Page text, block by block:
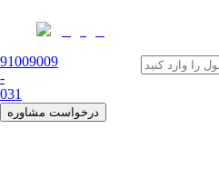
91009009
-
031
درخواست مشاوره